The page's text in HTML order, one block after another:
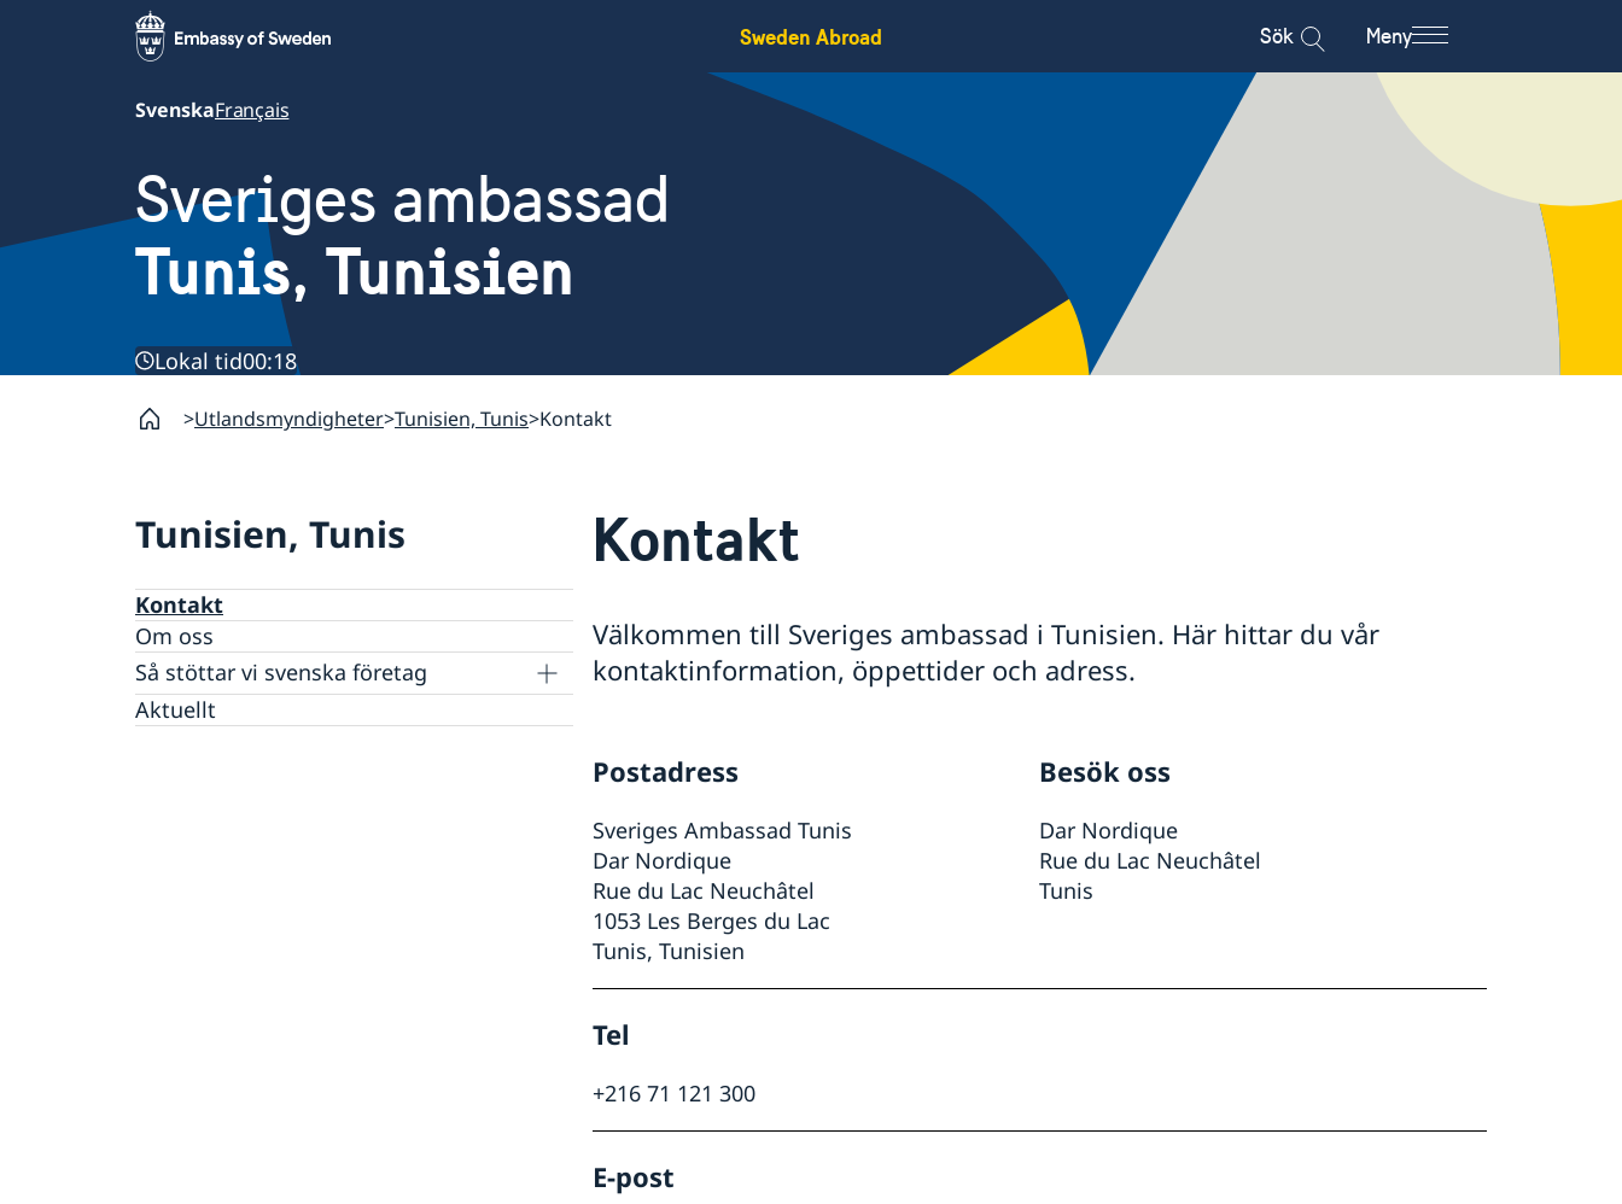
Sweden Abroad Sök Meny
SvenskaFrançais
Sveriges ambassad
Tunis, Tunisien
Lokal tid00:18
Utlandsmyndigheter Tunisien, Tunis Kontakt
Tunisien, Tunis
Kontakt
Om oss
Så stöttar vi svenska företag
Vi är en resurs för svenska företag
Team Sweden
Aktuellt
Kontakt
Välkommen till Sveriges ambassad i Tunisien. Här hittar du vår
kontaktinformation, öppettider och adress.
Postadress
Sveriges Ambassad Tunis
Dar Nordique
Rue du Lac Neuchâtel
1053 Les Berges du Lac
Tunis, Tunisien
Besök oss
Dar Nordique
Rue du Lac Neuchâtel
Tunis
Tel
+216 71 121 300
E-post